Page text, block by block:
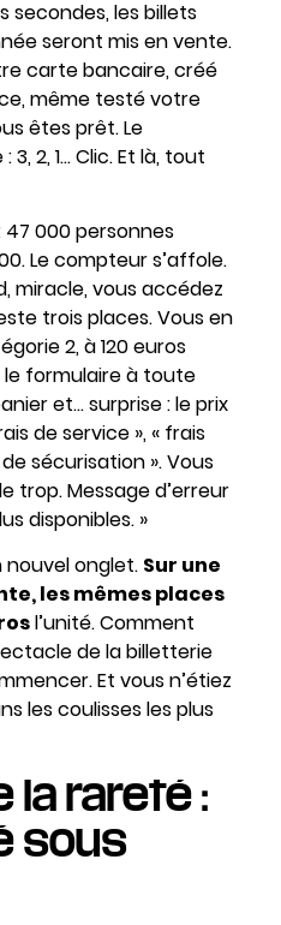
secondes, les billets
seront mis en vente.
carte bancaire, créé
même testé votre
êtes prêt. Le
2, 1… Clic. Et là, tout
47 000 personnes
Le compteur s’affole.
miracle, vous accédez
trois places. Vous en
2, à 120 euros
le formulaire à toute
et… surprise : le prix
de service », « frais
sécurisation ». Vous
trop. Message d’erreur
disponibles. »
nouvel onglet. Sur une
les mêmes places
l’unité. Comment
de la billetterie
Et vous n’étiez
les coulisses les plus
la rareté :
sous